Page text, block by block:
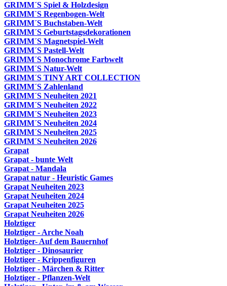
GRIMM´S Spiel & Holzdesign
GRIMM`S Regenbogen-Welt
GRIMM´S Buchstaben-Welt
GRIMM´S Geburtstagsdekorationen
GRIMM´S Magnetspiel-Welt
GRIMM´S Pastell-Welt
GRIMM´S Monochrome Farbwelt
GRIMM´S Natur-Welt
GRIMM´S TINY ART COLLECTION
GRIMM´S Zahlenland
GRIMM´S Neuheiten 2021
GRIMM´S Neuheiten 2022
GRIMM´S Neuheiten 2023
GRIMM´S Neuheiten 2024
GRIMM´S Neuheiten 2025
GRIMM´S Neuheiten 2026
Grapat
Grapat - bunte Welt
Grapat - Mandala
Grapat natur - Heuristic Games
Grapat Neuheiten 2023
Grapat Neuheiten 2024
Grapat Neuheiten 2025
Grapat Neuheiten 2026
Holztiger
Holztiger - Arche Noah
Holztiger- Auf dem Bauernhof
Holztiger - Dinosaurier
Holztiger - Krippenfiguren
Holztiger - Märchen & Ritter
Holztiger - Pflanzen-Welt